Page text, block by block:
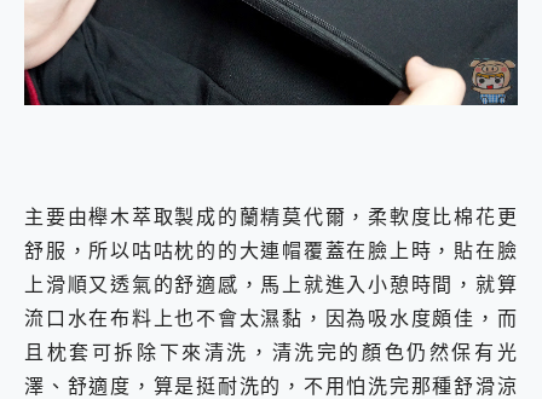
主要由櫸木萃取製成的蘭精莫代爾，柔軟度比棉花更
舒服，所以咕咕枕的的大連帽覆蓋在臉上時，貼在臉
上滑順又透氣的舒適感，馬上就進入小憩時間，就算
流口水在布料上也不會太濕黏，因為吸水度頗佳，而
且枕套可拆除下來清洗，清洗完的顏色仍然保有光
澤、舒適度，算是挺耐洗的，不用怕洗完那種舒滑涼